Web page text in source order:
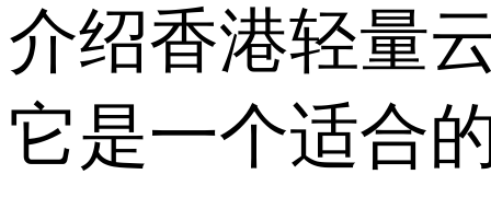
介绍香港轻量
它是一个适合